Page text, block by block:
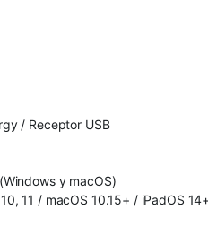
/ Receptor USB
y macOS)
11 / macOS 10.15+ / iPadOS